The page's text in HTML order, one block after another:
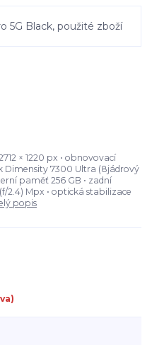
× 1220 px • obnovovací
Dimensity 7300 Ultra (8jádrový
paměť 256 GB • zadní
2.4) Mpx • optická stabilizace
popis